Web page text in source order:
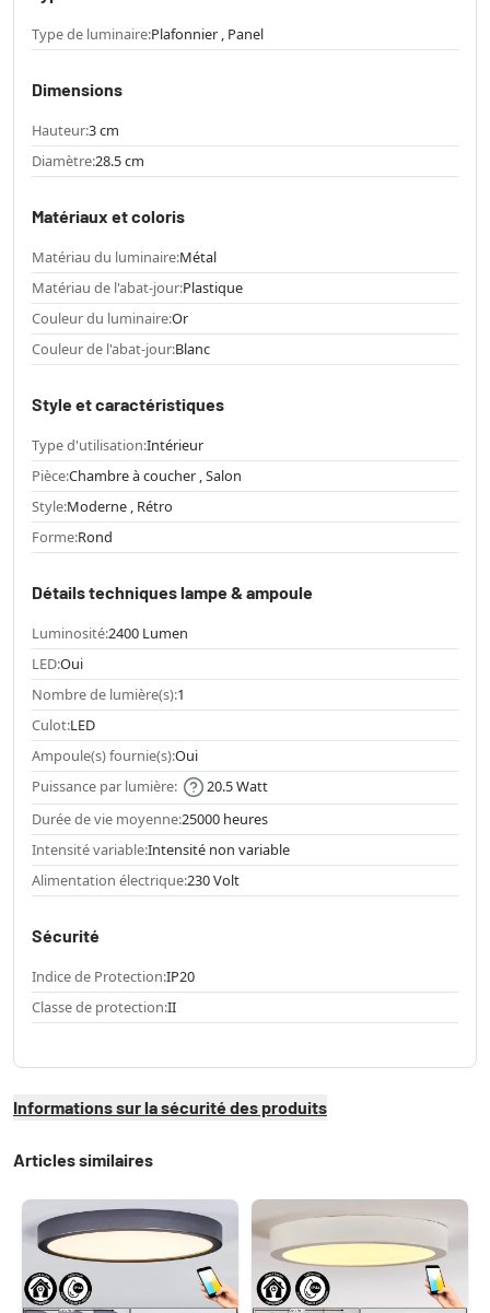
Type de luminaire:Plafonnier , Panel
Dimensions
Hauteur:3 cm
Diamètre:28.5 cm
Matériaux et coloris
Matériau du luminaire:Métal
Matériau de l'abat-jour:Plastique
Couleur du luminaire:Or
Couleur de l'abat-jour:Blanc
Style et caractéristiques
Type d'utilisation:Intérieur
Pièce:Chambre à coucher , Salon
Style:Moderne , Rétro
Forme:Rond
Détails techniques lampe & ampoule
Luminosité:2400 Lumen
LED:Oui
Nombre de lumière(s):1
Culot:LED
Ampoule(s) fournie(s):Oui
Puissance par lumière:
20.5 Watt
Durée de vie moyenne:25000 heures
Intensité variable:Intensité non variable
Alimentation électrique:230 Volt
Sécurité
Indice de Protection:IP20
Classe de protection:II
Informations sur la sécurité des produits
Articles similaires